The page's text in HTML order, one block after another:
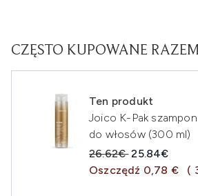
CZĘSTO KUPOWANE RAZEM
Ten produkt
Joico K-Pak
do włosów (300 ml)
Sugerowana cena
26.62€Aktualna
25.84€
Oszczędź 0,78 €
(